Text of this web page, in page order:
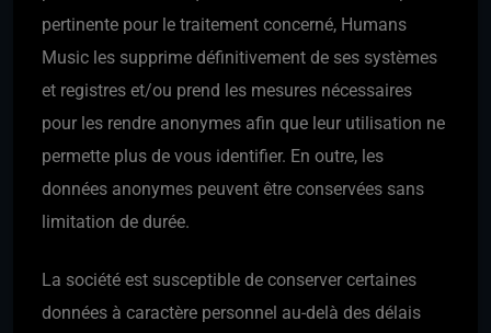
pertinente pour le traitement concerné, Humans
Music les supprime définitivement de ses systèmes
et registres et/ou prend les mesures nécessaires
pour les rendre anonymes afin que leur utilisation ne
permette plus de vous identifier. En outre, les
données anonymes peuvent être conservées sans
limitation de durée.
La société est susceptible de conserver certaines
données à caractère personnel au-delà des délais